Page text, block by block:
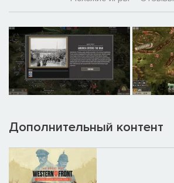
Дополнительный контент